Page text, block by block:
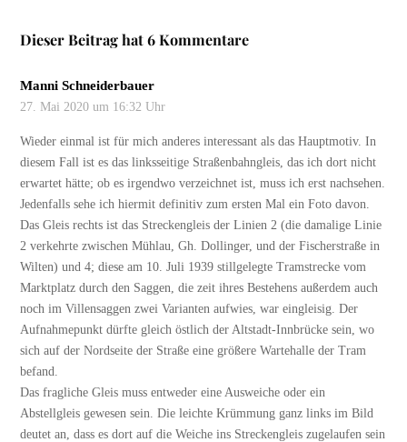
Dieser Beitrag hat 6 Kommentare
Manni Schneiderbauer
27. Mai 2020 um 16:32 Uhr
Wieder einmal ist für mich anderes interessant als das Hauptmotiv. In
diesem Fall ist es das linksseitige Straßenbahngleis, das ich dort nicht
erwartet hätte; ob es irgendwo verzeichnet ist, muss ich erst nachsehen.
Jedenfalls sehe ich hiermit definitiv zum ersten Mal ein Foto davon.
Das Gleis rechts ist das Streckengleis der Linien 2 (die damalige Linie
2 verkehrte zwischen Mühlau, Gh. Dollinger, und der Fischerstraße in
Wilten) und 4; diese am 10. Juli 1939 stillgelegte Tramstrecke vom
Marktplatz durch den Saggen, die zeit ihres Bestehens außerdem auch
noch im Villensaggen zwei Varianten aufwies, war eingleisig. Der
Aufnahmepunkt dürfte gleich östlich der Altstadt-Innbrücke sein, wo
sich auf der Nordseite der Straße eine größere Wartehalle der Tram
befand.
Das fragliche Gleis muss entweder eine Ausweiche oder ein
Abstellgleis gewesen sein. Die leichte Krümmung ganz links im Bild
deutet an, dass es dort auf die Weiche ins Streckengleis zugelaufen sein